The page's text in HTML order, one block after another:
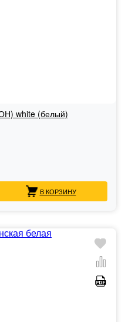
white (белый)
В КОРЗИНУ